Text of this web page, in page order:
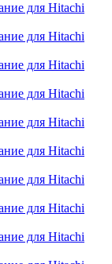
для Hitachi
для Hitachi
для Hitachi
для Hitachi
для Hitachi
для Hitachi
для Hitachi
для Hitachi
для Hitachi